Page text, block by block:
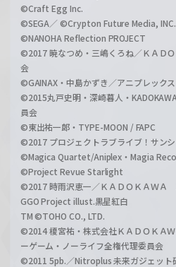
©Craft Egg Inc.
©SEGA／ ©Crypton Future Media,
©NANOHA Reflection PROJECT
©2017 暁なつめ・三嶋くろね／ＫＡＤ
会
©GAINAX・中島かずき／アニプレック
©2015丸戸史明・深崎暮人・
員会
©東出祐一郎・TYPE-MOON / FAPC
©2017 プロジェクトラブライブ！サン
©Magica Quartet/Aniplex・Magia
©Project Revue Starlight
©2017 時雨沢恵一／ＫＡＤＯＫＡＷＡ
GGO Project illust.黒星紅白
TM ©TOHO CO., LTD.
©2014 榎宮祐・株式会社ＫＡＤＯＫＡ
ーゲーム・ノーライフ全権代理委員会
©2011 5pb.／Nitroplus 未来ガジェット